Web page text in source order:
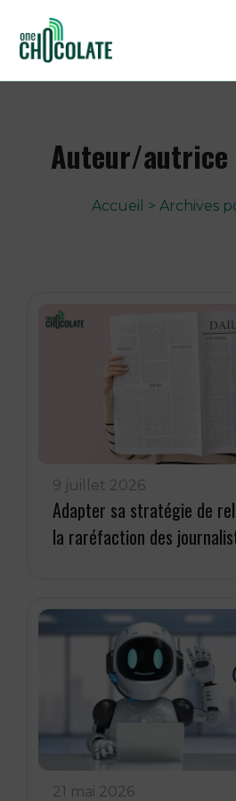
Auteur/autrice
Accueil >Archives
9 juillet 2026
Adapter sa stratégie de
la raréfaction des
21 mai 2026